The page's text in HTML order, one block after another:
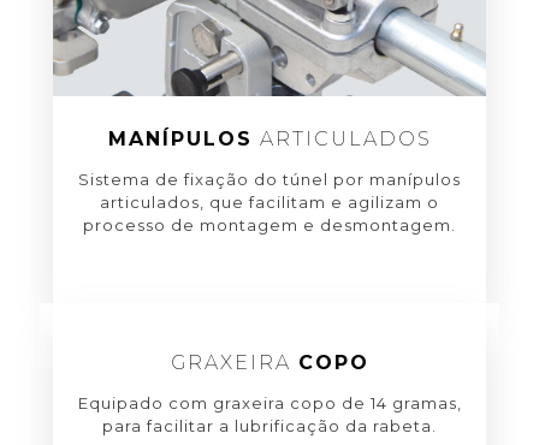
MANÍPULOS ARTICULADOS
Sistema de fixação do túnel por manípulos
articulados, que facilitam e agilizam o
processo de montagem e desmontagem.
GRAXEIRA COPO
Equipado com graxeira copo de 14 gramas,
para facilitar a lubrificação da rabeta.